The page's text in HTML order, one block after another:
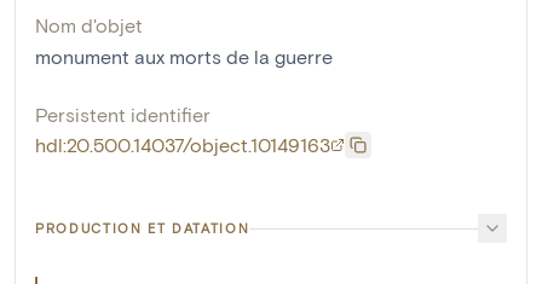
Nom d'objet
monument aux morts de la guerre
Persistent identifier
hdl:20.500.14037/object.10149163
PRODUCTION ET DATATION